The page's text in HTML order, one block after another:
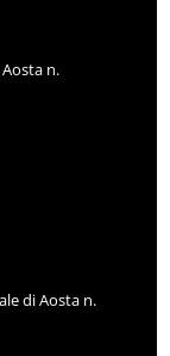
n.
di Aosta n.